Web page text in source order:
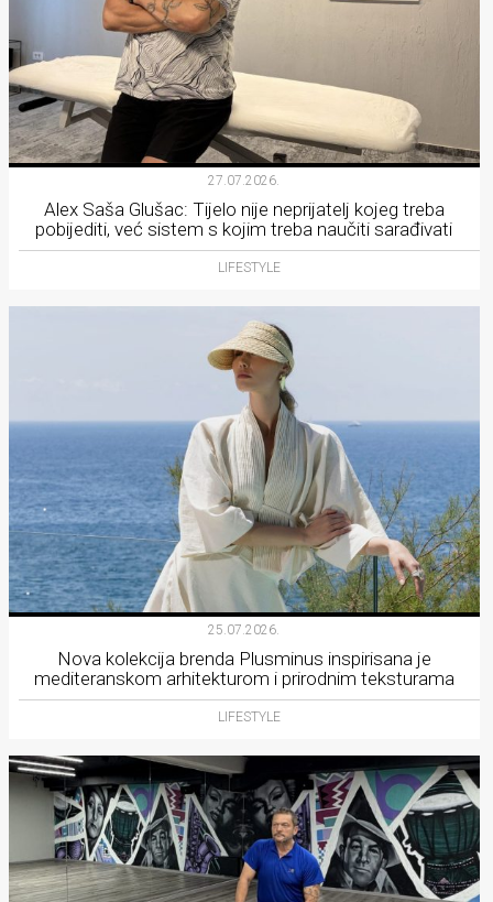
27.07.2026.
Alex Saša Glušac: Tijelo nije neprijatelj kojeg treba
pobijediti, već sistem s kojim treba naučiti sarađivati
LIFESTYLE
25.07.2026.
Nova kolekcija brenda Plusminus inspirisana je
mediteranskom arhitekturom i prirodnim teksturama
LIFESTYLE